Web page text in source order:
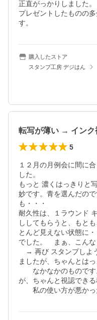
正直がっかりしました。
プレゼントしたものの
す。
購入したストア
スタンプ工房 デジはん
転写が薄い → インク
5
１２月の月例会に間に
した。
もっと 濃くはっきりと
妙です。青を選んだの
も・・・
耐久性は、１ラウンド
ししてもらうと、もと
とんど見えない状態に
でした。　まぁ、こん
→ 再び スタンプしよ
ましたが、ちゃんとは
なかなかのものです
が、ちゃんと視認できる
私の使い方が悪かっ